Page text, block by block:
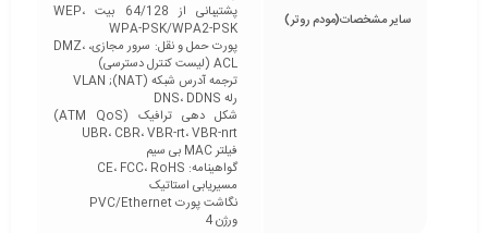
سایر مشخصات(مودم روتر)
پشتیبانی از 64/128 بیت WEP،
WPA-PSK/WPA2-PSK
پورت حمل و نقل: سرور مجازی، DMZ،
ACL (لیست کنترل دسترسی)
ترجمه آدرس شبکه (NAT); VLAN
رله DNS، DDNS
شکل دهی ترافیک (ATM QoS)
UBR، CBR، VBR-rt، VBR-nrt
فیلتر MAC بی سیم
گواهینامه: CE، FCC، RoHS
مسیریابی استاتیک
نگاشت پورت PVC/Ethernet
ورژن 4